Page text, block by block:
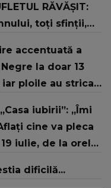
RĂVĂȘIT:
toți sfinții,
accentuată a
la doar 13
iar ploile au stricat
iubirii”: „Îmi
cine va pleca
iulie, de la orele
dificilă...